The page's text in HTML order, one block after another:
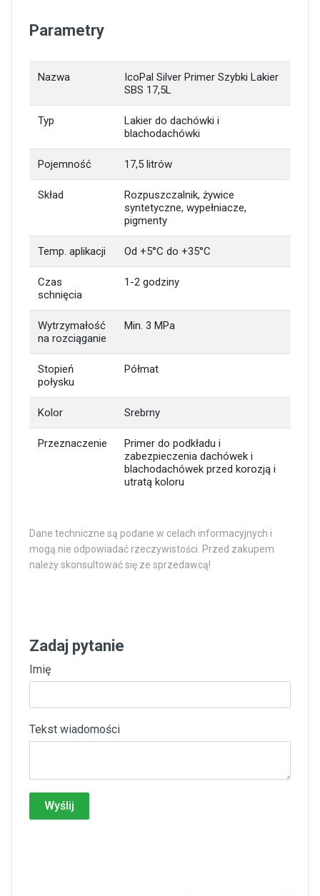
Parametry
Nazwa
IcoPal Silver Primer Szybki Lakier
SBS 17,5L
Typ
Lakier do dachówki i
blachodachówki
Pojemność 17,5 litrów
Skład
Rozpuszczalnik, żywice
syntetyczne, wypełniacze,
pigmenty
Temp. aplikacji Od +5°C do +35°C
Czas
schnięcia
1-2 godziny
Wytrzymałość
na rozciąganie
Min. 3 MPa
Stopień
połysku
Półmat
Kolor Srebrny
Przeznaczenie
Primer do podkładu i
zabezpieczenia dachówek i
blachodachówek przed korozją i
utratą koloru
Dane techniczne są podane w celach informacyjnych i
mogą nie odpowiadać rzeczywistości. Przed zakupem
należy skonsultować się ze sprzedawcą!
Zadaj pytanie
Imię
Tekst wiadomości
Wyślij